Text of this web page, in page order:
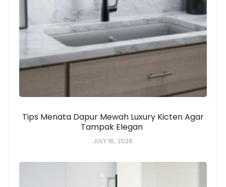
Tips Menata Dapur Mewah Luxury Kicten Agar
Tampak Elegan
JULY 16, 2026